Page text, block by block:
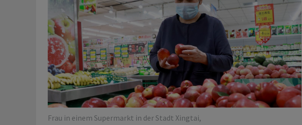
Frau in einem Supermarkt in der Stadt Xingtai,